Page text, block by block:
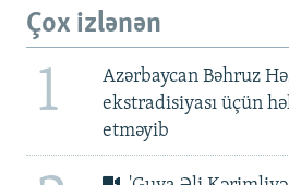
Çox izlənən
1
Azərbaycan Bəhruz
ekstradisiyası üçün
etməyib